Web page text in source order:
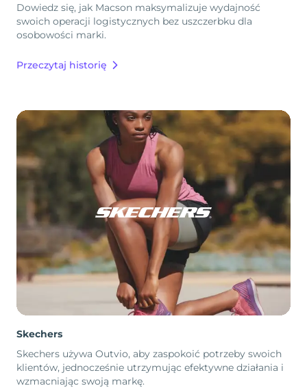
Dowiedz się, jak Macson maksymalizuje wydajność
swoich operacji logistycznych bez uszczerbku dla
osobowości marki.
Przeczytaj historię
Skechers
Skechers używa Outvio, aby zaspokoić potrzeby swoich
klientów, jednocześnie utrzymując efektywne działania i
wzmacniając swoją markę.